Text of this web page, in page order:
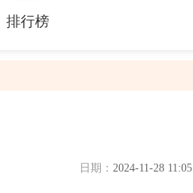
排行榜
日期： 2024-11-28 11:05